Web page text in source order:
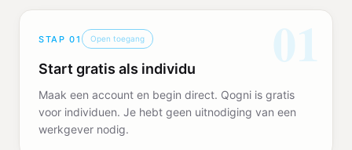
01
STAP01 Open toegang
Start gratis als individu
Maak een account en begin direct. Qogni is gratis
voor individuen. Je hebt geen uitnodiging van een
werkgever nodig.